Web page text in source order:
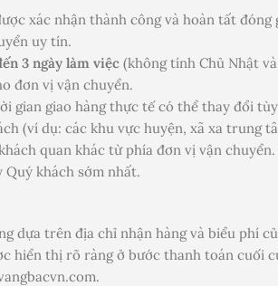
xác nhận thành công và hoàn tất đóng
uy tín.
3 ngày làm việc (không tính Chủ Nhật
đơn vị vận chuyển.
gian giao hàng thực tế có thể thay đổi
(ví dụ: các khu vực huyện, xã xa trung
quan khác từ phía đơn vị vận chuyển.
Quý khách sớm nhất.
dựa trên địa chỉ nhận hàng và biểu phí
hiển thị rõ ràng ở bước thanh toán cuối